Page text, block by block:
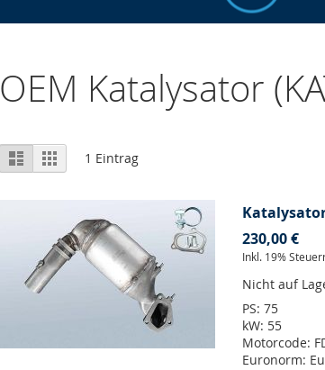
OEM Katalysator
Ansicht
als
Liste Raster1 Eintrag
Katalysator
230,00 €
Inkl. 19%
Nicht auf
PS:75
kW: 55
Motorcode:
Euronorm: